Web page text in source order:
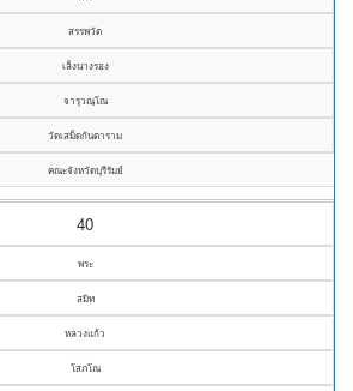
สรรพวัต
เล็งนางรอง
จารุวณฺโณ
วัดเสม็ดกันตาราม
คณะจังหวัดบุรีรัมย์
40
พระ
สมิท
หลวงแก้ว
โสภโณ